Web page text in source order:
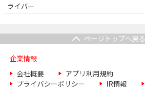
ライバー
ページトップへ戻る
企業情報
会社概要
アプリ利用規約
プライバシーポリシー
IR情報